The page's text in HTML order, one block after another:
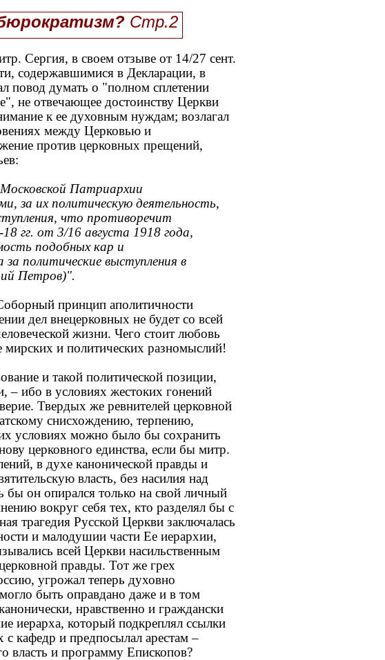
Стр.2
Сергия, в своем отзыве от 14/27 сент.
содержавшимися в Декларации, в
повод думать о "полном сплетении
не отвечающее достоинству Церкви
к ее духовным нуждам; возлагал
между Церковью и
против церковных прещений,
Патриархии
за их политическую деятельность,
что противоречит
гг. от 3/16 августа 1918 года,
подобных кар и
политические выступления в
Петров)".
принцип аполитичности
дел внецерковных не будет со всей
жизни. Чего стоит любовь
и политических разномыслий!
и такой политической позиции,
– ибо в условиях жестоких гонений
Твердых же ревнителей церковной
снисхождению, терпению,
условиях можно было бы сохранить
церковного единства, если бы митр.
в духе канонической правды и
власть, без насилия над
он опирался только на свой личный
вокруг себя тех, кто разделял бы с
трагедия Русской Церкви заключалась
и малодушии части Ее иерархии,
всей Церкви насильственным
правды. Тот же грех
угрожал теперь духовно
быть оправдано даже и в том
нравственно и граждански
иерарха, который подкреплял ссылки
с кафедр и предпосылал арестам –
власть и программу Епископов?